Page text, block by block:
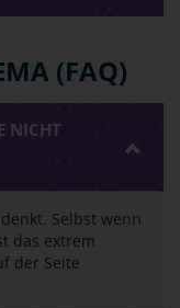
(FAQ)
NICHT
Selbst wenn
das extrem
der Seite